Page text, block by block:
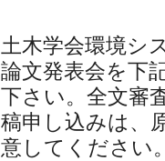
土木学会環境シ
論文発表会を下
下さい。全文審
稿申し込みは、
意してください